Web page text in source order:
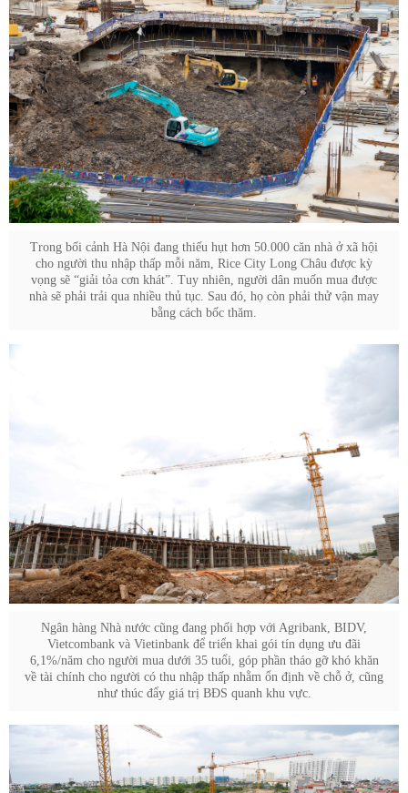
Trong bối cảnh Hà Nội đang thiếu hụt hơn 50.000 căn nhà ở xã hội
cho người thu nhập thấp mỗi năm, Rice City Long Châu được kỳ
vọng sẽ “giải tỏa cơn khát”. Tuy nhiên, người dân muốn mua được
nhà sẽ phải trải qua nhiều thủ tục. Sau đó, họ còn phải thử vận may
bằng cách bốc thăm.
Ngân hàng Nhà nước cũng đang phối hợp với Agribank, BIDV,
Vietcombank và Vietinbank để triển khai gói tín dụng ưu đãi
6,1%/năm cho người mua dưới 35 tuổi, góp phần tháo gỡ khó khăn
về tài chính cho người có thu nhập thấp nhằm ổn định về chỗ ở, cũng
như thúc đẩy giá trị BĐS quanh khu vực.